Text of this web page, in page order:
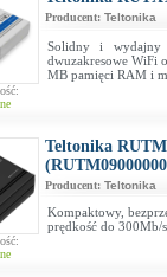
Producent: Teltonika
Solidny i wydajny
dwuzakresowe WiFi
MB pamięci RAM i
Teltonika
Producent: Teltonika
Kompaktowy,
prędkość do 300Mb/